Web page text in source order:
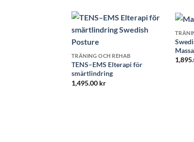
TRÄNING OCH REHAB
TENS–EMS Elterapi för
smärtlindring
1,495.00 kr